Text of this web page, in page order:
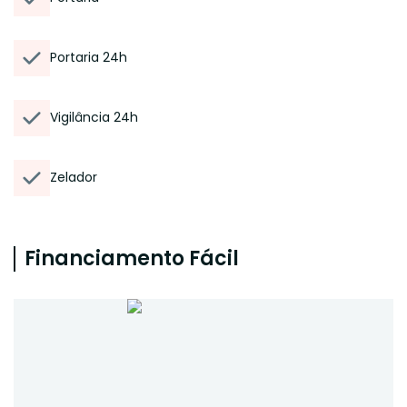
Portaria 24h
Vigilância 24h
Zelador
Financiamento Fácil